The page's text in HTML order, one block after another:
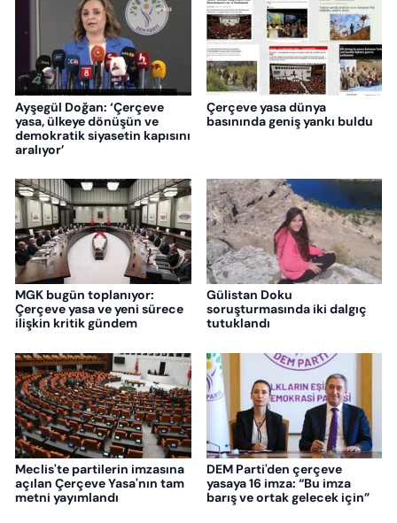
Ayşegül Doğan: ‘Çerçeve
yasa, ülkeye dönüşün ve
demokratik siyasetin kapısını
aralıyor’
Çerçeve yasa dünya
basınında geniş yankı buldu
MGK bugün toplanıyor:
Çerçeve yasa ve yeni sürece
ilişkin kritik gündem
Gülistan Doku
soruşturmasında iki dalgıç
tutuklandı
Meclis'te partilerin imzasına
açılan Çerçeve Yasa'nın tam
metni yayımlandı
DEM Parti'den çerçeve
yasaya 16 imza: “Bu imza
barış ve ortak gelecek için”